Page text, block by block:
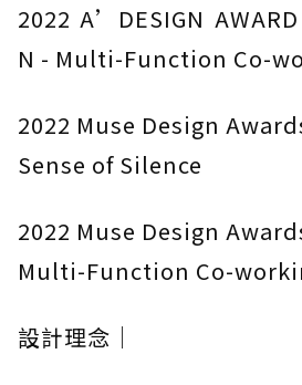
2022 A’DESIGN
N - Multi-Function Co-
2022 Muse Design
Sense of Silence
2022 Muse Design
Multi-Function Co-
設計理念｜